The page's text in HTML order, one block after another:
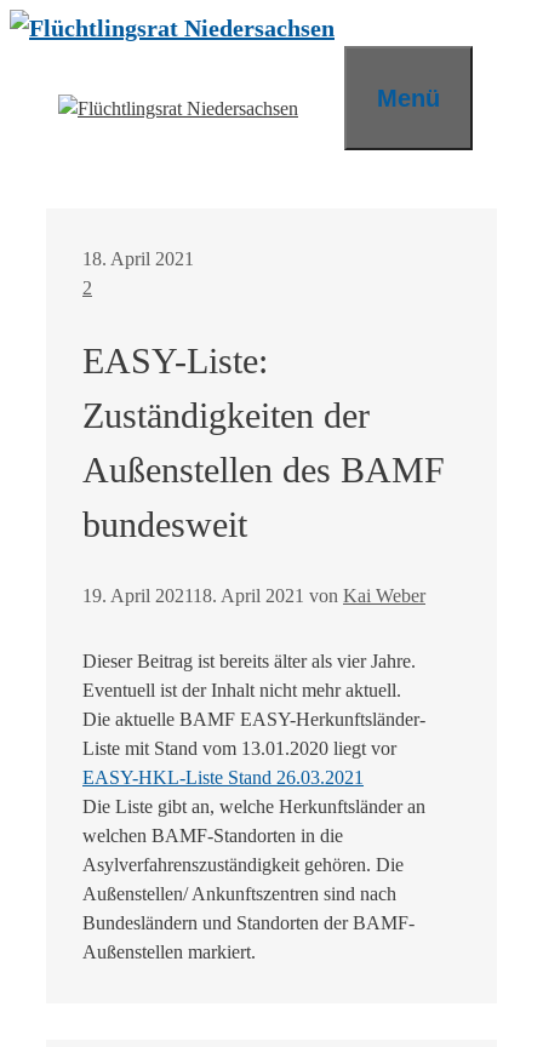
Zum
Menü
18. April 2021
2
EASY-Liste:
Zuständigkeiten der
Außenstellen des BAMF
bundesweit
19. April 202118. April 2021 von Kai Weber
Dieser Beitrag ist bereits älter als vier Jahre.
Eventuell ist der Inhalt nicht mehr aktuell.
Die aktuelle BAMF EASY-Herkunftsländer-
Liste mit Stand vom 13.01.2020 liegt vor
EASY-HKL-Liste Stand 26.03.2021
Die Liste gibt an, welche Herkunftsländer an
welchen BAMF-Standorten in die
Asylverfahrenszuständigkeit gehören. Die
Außenstellen/ Ankunftszentren sind nach
Bundesländern und Standorten der BAMF-
Außenstellen markiert.